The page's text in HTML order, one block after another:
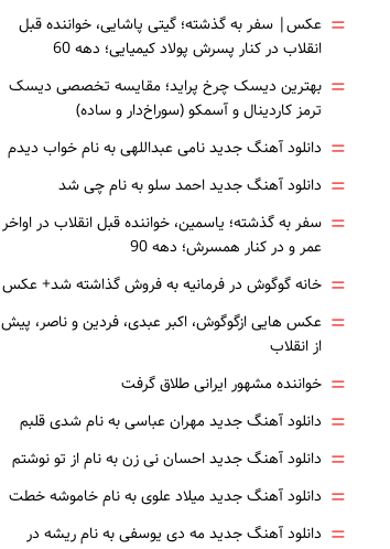
= عکس| سفر به گذشته؛ گیتی پاشایی، خواننده قبل
انقلاب در کنار پسرش پولاد کیمیایی؛ دهه 60
= بهترین دیسک چرخ پراید؛ مقایسه تخصصی دیسک
ترمز کاردینال و آسمکو (سوراخ‌دار و ساده)
= دانلود آهنگ جدید نامی عبداللهی به نام خواب دیدم
= دانلود آهنگ جدید احمد سلو به نام چی شد
= سفر به گذشته؛ یاسمین، خواننده قبل انقلاب در اواخر
عمر و در کنار همسرش؛ دهه 90
= خانه گوگوش در فرمانیه به فروش گذاشته شد+ عکس
= عکس هایی ازگوگوش، اکبر عبدی، فردین و ناصر، پیش
از انقلاب
= خواننده مشهور ایرانی طلاق گرفت
= دانلود آهنگ جدید مهران عباسی به نام شدی قلبم
= دانلود آهنگ جدید احسان نی زن به نام از تو نوشتم
= دانلود آهنگ جدید میلاد علوی به نام خاموشه خطت
= دانلود آهنگ جدید مه دی یوسفی به نام ریشه در